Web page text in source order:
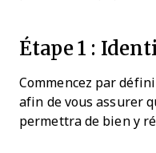
Étape 1 :
Commencez par
afin de vous assurer
permettra de bien y